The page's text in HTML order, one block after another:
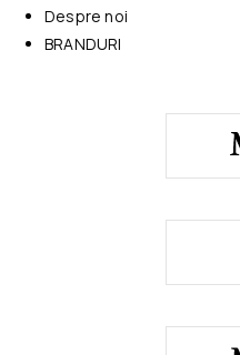
Despre noi
BRANDURI